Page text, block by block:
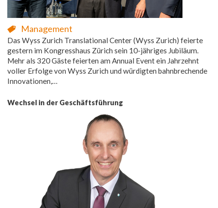
Management
Das Wyss Zurich Translational Center (Wyss Zurich) feierte
gestern im Kongresshaus Zürich sein 10-jähriges Jubiläum.
Mehr als 320 Gäste feierten am Annual Event ein Jahrzehnt
voller Erfolge von Wyss Zurich und würdigten bahnbrechende
Innovationen,…
Wechsel in der Geschäftsführung